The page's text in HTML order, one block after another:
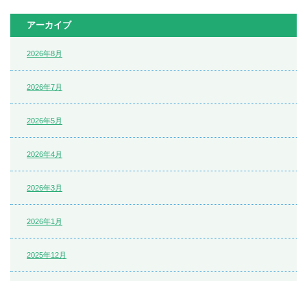
アーカイブ
2026年8月
2026年7月
2026年5月
2026年4月
2026年3月
2026年1月
2025年12月